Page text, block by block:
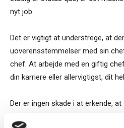
nyt job.
Det er vigtigt at understrege, at
uoverensstemmelser med sin
chef. At arbejde med en giftig
din karriere eller allervigtigst, dit
Der er ingen skade i at erkende,